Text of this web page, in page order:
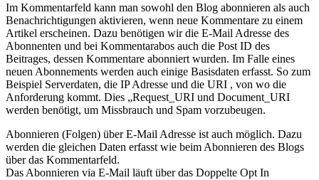
Im Kommentarfeld kann man sowohl den Blog abonnieren als auch
Benachrichtigungen aktivieren, wenn neue Kommentare zu einem
Artikel erscheinen. Dazu benötigen wir die E-Mail Adresse des
Abonnenten und bei Kommentarabos auch die Post ID des
Beitrages, dessen Kommentare abonniert wurden. Im Falle eines
neuen Abonnements werden auch einige Basisdaten erfasst. So zum
Beispiel Serverdaten, die IP Adresse und die URI , von wo die
Anforderung kommt. Dies „Request_URI und Document_URI
werden benötigt, um Missbrauch und Spam vorzubeugen.
Abonnieren (Folgen) über E-Mail Adresse ist auch möglich. Dazu
werden die gleichen Daten erfasst wie beim Abonnieren des Blogs
über das Kommentarfeld.
Das Abonnieren via E-Mail läuft über das Doppelte Opt In